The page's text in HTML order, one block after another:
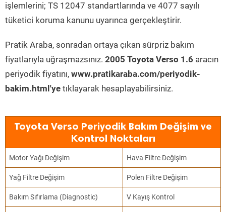
işlemlerini; TS 12047 standartlarında ve 4077 sayılı
tüketici koruma kanunu uyarınca gerçekleştirir.
Pratik Araba, sonradan ortaya çıkan sürpriz bakım
fiyatlarıyla uğraşmazsınız. 2005 Toyota Verso 1.6 aracın
periyodik fiyatını, www.pratikaraba.com/periyodik-
bakim.html'ye tıklayarak hesaplayabilirsiniz.
Toyota Verso Periyodik Bakım Değişim ve
Kontrol Noktaları
Motor Yağı Değişim Hava Filtre Değişim
Yağ Filtre Değişim Polen Filtre Değişim
Bakım Sıfırlama (Diagnostic) V Kayış Kontrol